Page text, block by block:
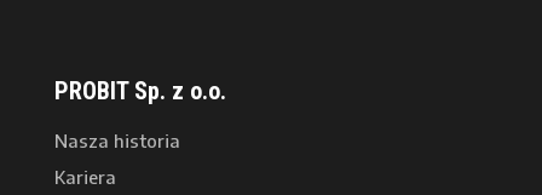
PROBIT Sp. z o.o.
Nasza historia
Kariera